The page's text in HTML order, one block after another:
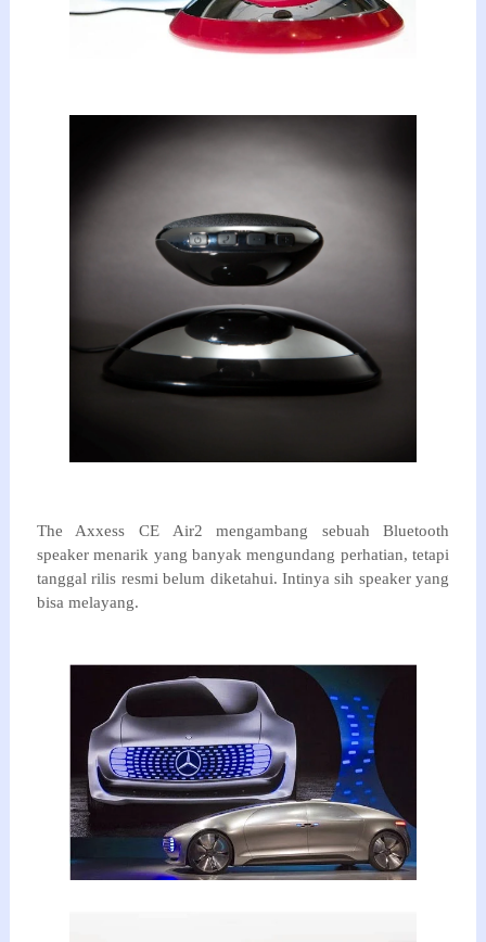
The Axxess CE Air2 mengambang sebuahBluetooth
speaker menarik yang banyak mengundang perhatian,tetapi
tanggal rilis resmi belum diketahui. Intinya sih speaker yang
bisa melayang.